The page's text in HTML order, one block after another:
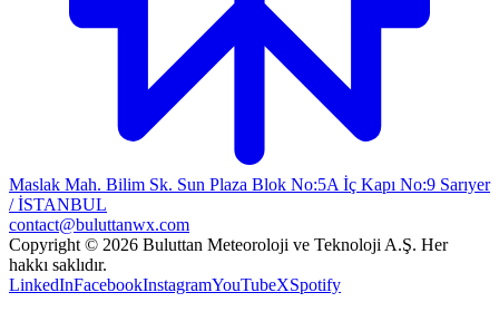
Maslak Mah. Bilim Sk. Sun Plaza Blok No:5A İç Kapı No:9 Sarıyer
/ İSTANBUL
contact@buluttanwx.com
Copyright © 2026 Buluttan Meteoroloji ve Teknoloji A.Ş. Her
hakkı saklıdır.
LinkedInFacebookInstagramYouTubeXSpotify